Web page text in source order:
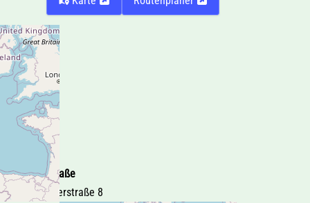
Straße
Egerstraße 8